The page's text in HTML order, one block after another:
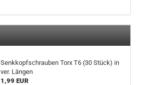
Senkkopfschrauben Torx T6 (30 Stück) in
ver. Längen
1,99 EUR